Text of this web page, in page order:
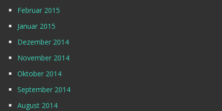
Februar 2015
Januar 2015
Dezember 2014
November 2014
Oktober 2014
September 2014
August 2014